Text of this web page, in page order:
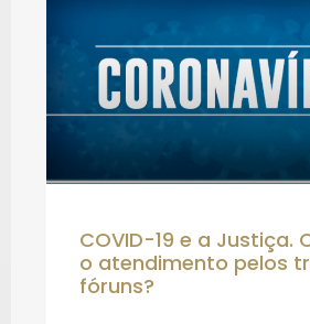
COVID-19 e a Justiça.
o atendimento pelos
fóruns?